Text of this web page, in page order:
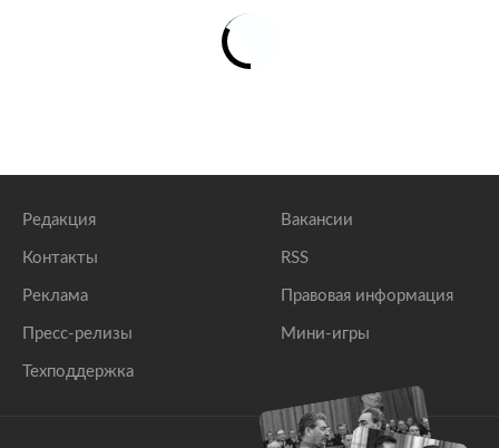
Редакция
Контакты
Реклама
Пресс-релизы
Техподдержка
Вакансии
RSS
Правовая информация
Мини-игры